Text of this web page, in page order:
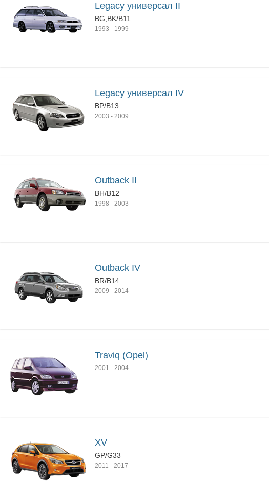
Legacy универсал II
BG,BK/B11
1993 - 1999
Legacy универсал IV
BP/B13
2003 - 2009
Outback II
BH/B12
1998 - 2003
Outback IV
BR/B14
2009 - 2014
Traviq (Opel)
2001 - 2004
XV
GP/G33
2011 - 2017